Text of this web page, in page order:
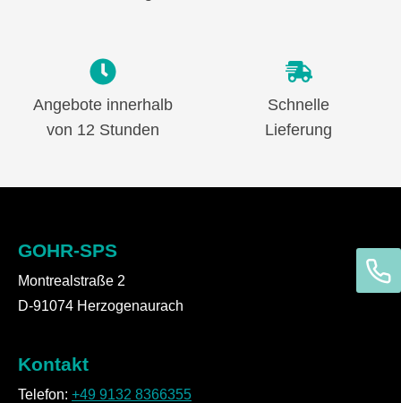
Angebote innerhalb
von 12 Stunden
Schnelle
Lieferung
GOHR-SPS
Montrealstraße 2
D-91074 Herzogenaurach
Kontakt
Telefon: +49 9132 8366355